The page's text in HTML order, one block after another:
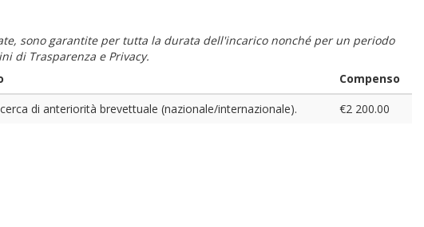
sono garantite per tutta la durata dell'incarico nonché per un periodo
di Trasparenza e Privacy.
Compenso
di anteriorità brevettuale (nazionale/internazionale). €2 200.00